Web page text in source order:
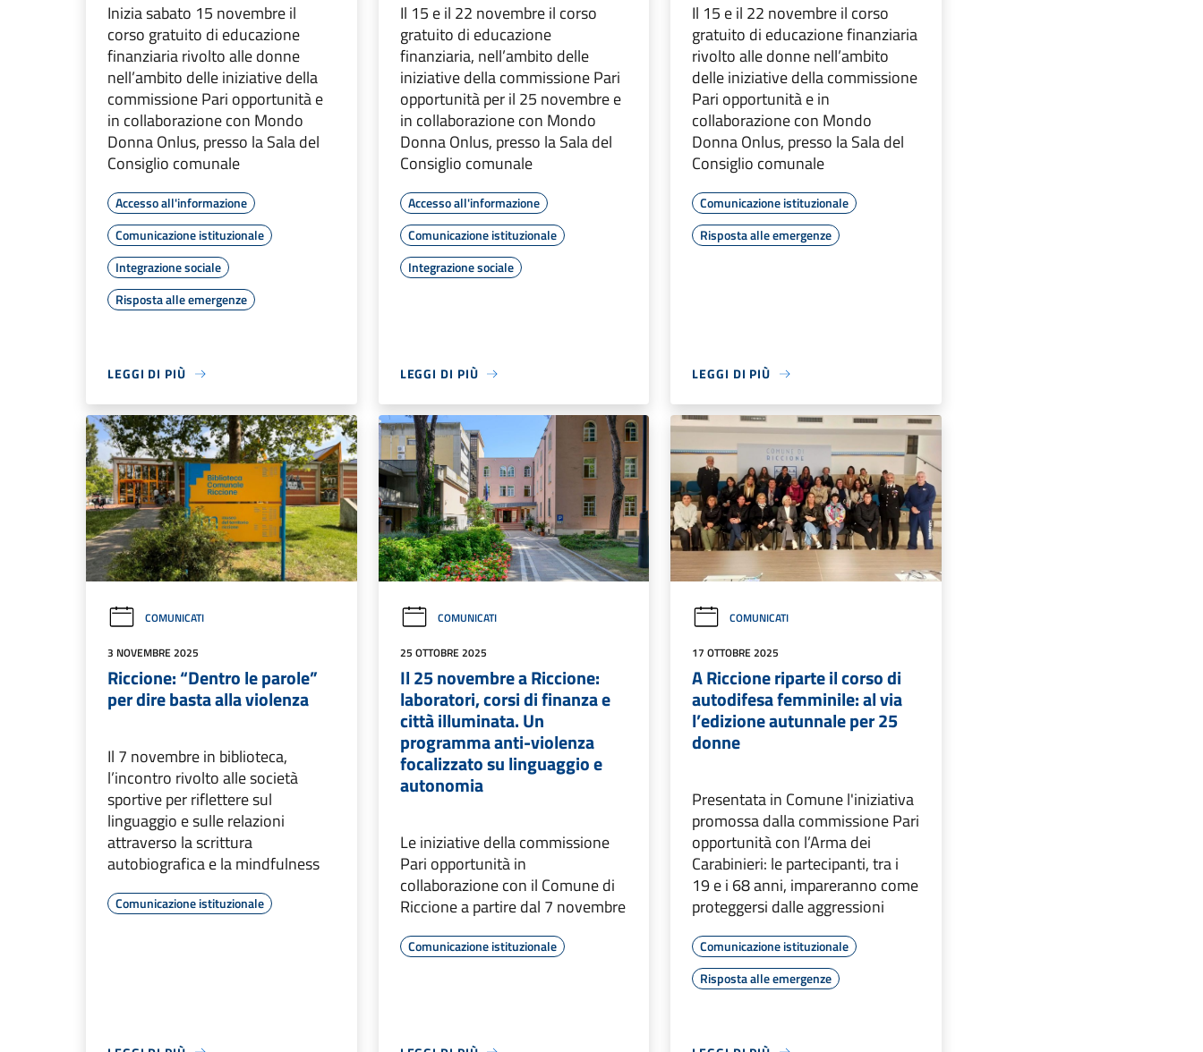
Inizia sabato 15 novembre il
corso gratuito di educazione
finanziaria rivolto alle donne
nell’ambito delle iniziative della
commissione Pari opportunità e
in collaborazione con Mondo
Donna Onlus, presso la Sala del
Consiglio comunale
Accesso all'informazione
Comunicazione istituzionale
Integrazione sociale
Risposta alle emergenze
LEGGI DI PIÙ
Il 15 e il 22 novembre il corso
gratuito di educazione
finanziaria, nell’ambito delle
iniziative della commissione Pari
opportunità per il 25 novembre e
in collaborazione con Mondo
Donna Onlus, presso la Sala del
Consiglio comunale
Accesso all'informazione
Comunicazione istituzionale
Integrazione sociale
LEGGI DI PIÙ
Il 15 e il 22 novembre il corso
gratuito di educazione finanziaria
rivolto alle donne nell’ambito
delle iniziative della commissione
Pari opportunità e in
collaborazione con Mondo
Donna Onlus, presso la Sala del
Consiglio comunale
Comunicazione istituzionale
Risposta alle emergenze
LEGGI DI PIÙ
COMUNICATI
3 NOVEMBRE 2025
Riccione: “Dentro le parole”
per dire basta alla violenza
Il 7 novembre in biblioteca,
l’incontro rivolto alle società
sportive per riflettere sul
linguaggio e sulle relazioni
attraverso la scrittura
autobiografica e la mindfulness
Comunicazione istituzionale
COMUNICATI
25 OTTOBRE 2025
Il 25 novembre a Riccione:
laboratori, corsi di finanza e
città illuminata. Un
programma anti-violenza
focalizzato su linguaggio e
autonomia
Le iniziative della commissione
Pari opportunità in
collaborazione con il Comune di
Riccione a partire dal 7 novembre
Comunicazione istituzionale
COMUNICATI
17 OTTOBRE 2025
A Riccione riparte il corso di
autodifesa femminile: al via
l’edizione autunnale per 25
donne
Presentata in Comune l'iniziativa
promossa dalla commissione Pari
opportunità con l’Arma dei
Carabinieri: le partecipanti, tra i
19 e i 68 anni, impareranno come
proteggersi dalle aggressioni
Comunicazione istituzionale
Risposta alle emergenze